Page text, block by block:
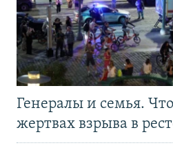
Генералы и семья.
жертвах взрыва в